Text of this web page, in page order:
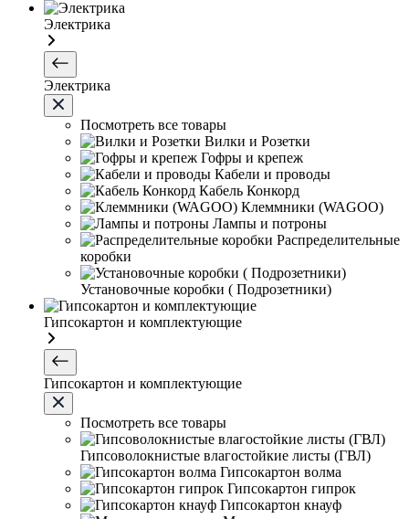
Электрика
Электрика
Посмотреть все товары
Вилки и Розетки
Гофры и крепеж
Кабели и проводы
Кабель Конкорд
Клеммники (WAGOО)
Лампы и потроны
Распределительные
коробки
Установочные коробки ( Подрозетники)
Гипсокартон и комплектующие
Гипсокартон и комплектующие
Посмотреть все товары
Гипсоволокнистые влагостойкие листы (ГВЛ)
Гипсокартон волма
Гипсокартон гипрок
Гипсокартон кнауф